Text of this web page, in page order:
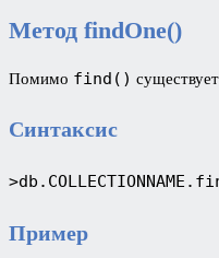
Метод findOne()
Помимо find()
Синтаксис
Пример